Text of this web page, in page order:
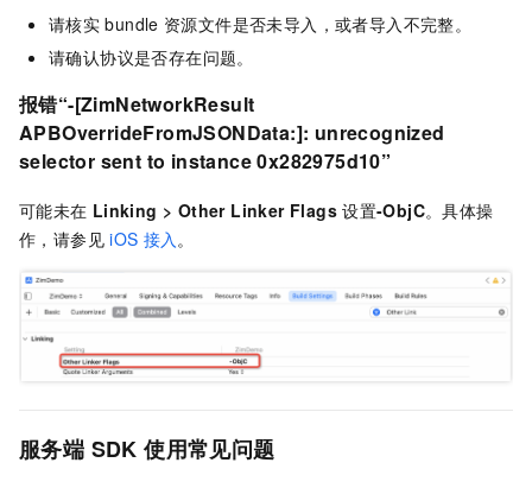
请核实 bundle 资源文件是否未导入，或者导入不完整。
请确认协议是否存在问题。
报错“-[ZimNetworkResult
APBOverrideFromJSONData:]: unrecognized
selector sent to instance 0x282975d10”
可能未在 Linking > Other Linker Flags 设置-ObjC。具体操
作，请参见 iOS 接入。
服务端 SDK 使用常见问题